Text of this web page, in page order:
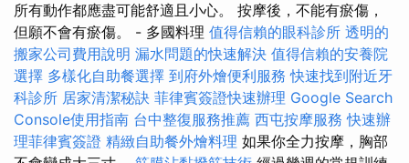
所有動作都應盡可能舒適且小心。 按摩後，不能有瘀傷，
但願不會有瘀傷。 - 多國料理 值得信賴的眼科診所 透明的
搬家公司費用說明 漏水問題的快速解決 值得信賴的安養院
選擇 多樣化自助餐選擇 到府外燴便利服務 快速找到附近牙
科診所 居家清潔秘訣 菲律賓簽證快速辦理 Google Search
Console使用指南 台中整復服務推薦 西屯按摩服務快速辦
理菲律賓簽證 精緻自助餐外燴料理 如果你全力按摩，胸部